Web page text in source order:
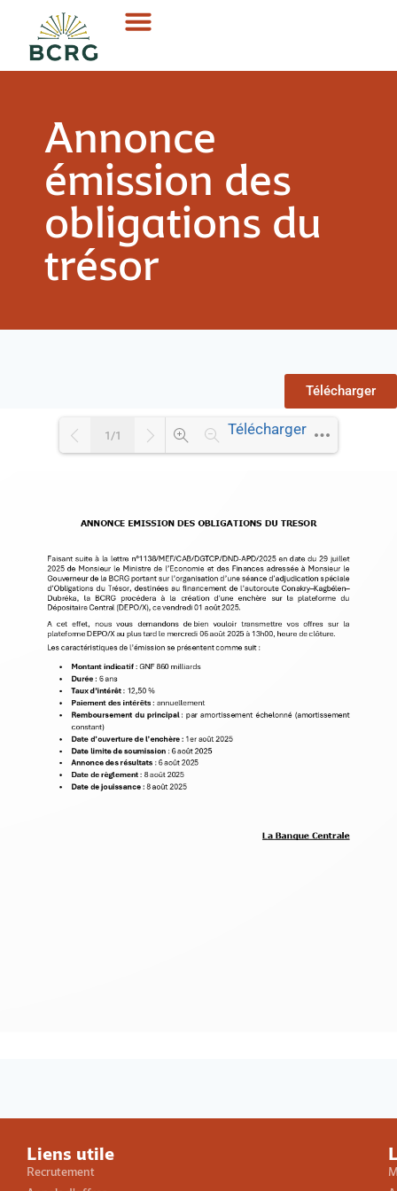
Annonce
émission des
obligations du
trésor
Télécharger
1/1 Télécharger
Liens utile
Recrutement